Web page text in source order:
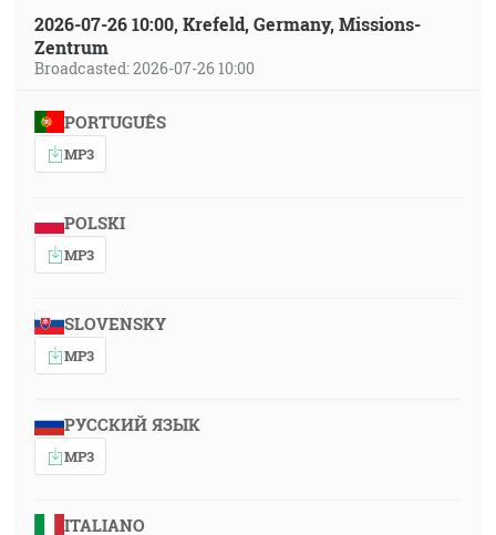
2026-07-26 10:00, Krefeld, Germany, Missions-
Zentrum
Broadcasted: 2026-07-26 10:00
PORTUGUÊS
MP3
POLSKI
MP3
SLOVENSKY
MP3
РУССКИЙ ЯЗЫК
MP3
ITALIANO